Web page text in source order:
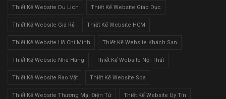
Thiết Kế Website Du Lịch Thiết Kế Website Giáo Dục
Thiết Kế Website Giá Rẻ Thiết Kế Website HCM
Thiết Kế Website Hồ Chí Minh Thiết Kế Website Khách Sạn
Thiết Kế Website Nhà Hàng Thiết Kế Website Nội Thất
Thiết Kế Website Rao Vặt Thiết Kế Website Spa
Thiết Kế Website Thương Mại Điện Tử Thiết Kế Website Uy Tín